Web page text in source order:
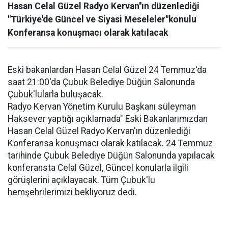
Hasan Celal Güzel Radyo Kervan''ın düzenlediği
"Türkiye'de Güncel ve Siyasi Meseleler"konulu
Konferansa konuşmacı olarak katılacak
Eski bakanlardan Hasan Celal Güzel 24 Temmuz'da
saat 21:00'da Çubuk Belediye Düğün Salonunda
Çubuk'lularla buluşacak.
Radyo Kervan Yönetim Kurulu Başkanı süleyman
Haksever yaptığı açıklamada" Eski Bakanlarımızdan
Hasan Celal Güzel Radyo Kervan'ın düzenlediği
Konferansa konuşmacı olarak katılacak. 24 Temmuz
tarihinde Çubuk Belediye Düğün Salonunda yapılacak
konferansta Celal Güzel, Güncel konularla ilgili
görüşlerini açıklayacak. Tüm Çubuk'lu
hemşehrilerimizi bekliyoruz dedi.